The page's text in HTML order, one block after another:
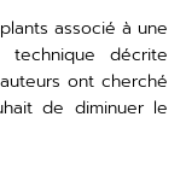
associé à une
décrite
ont cherché
de diminuer le